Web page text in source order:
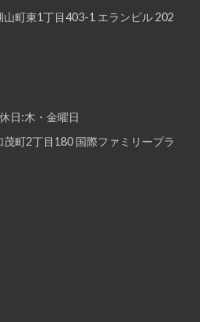
町東1丁目403-1 エランビル 202
日:木・金曜日
町2丁目180 国際ファミリープラ